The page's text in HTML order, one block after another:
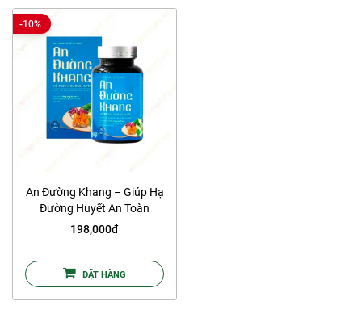
-10%
An Đường Khang – Giúp Hạ
Đường Huyết An Toàn
198,000đ
ĐẶT HÀNG